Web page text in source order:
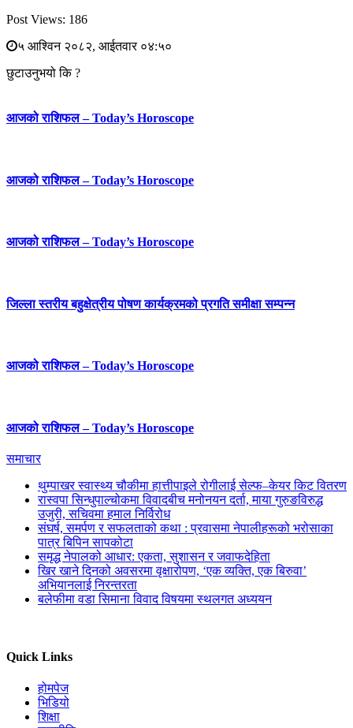
Post Views: 186
५ आश्विन २०८२, आईतवार ०४:५०
छुटाउनुभयो कि ?
आजको राशिफल – Today’s Horoscope
आजको राशिफल – Today’s Horoscope
आजको राशिफल – Today’s Horoscope
जिल्ला स्तरीय बहुक्षेत्रीय पोषण कार्यक्रमको प्रगति समीक्षा सम्पन्न
आजको राशिफल – Today’s Horoscope
आजको राशिफल – Today’s Horoscope
समाचार
थुम्पाखर स्वास्थ्य चौकीमा हात्तीपाइले रोगीलाई सेल्फ–केयर किट वितरण
रास्वपा सिन्धुपाल्चोकमा विवादबीच मनोनयन दर्ता, माया गुरुङविरुद्ध
उजुरी, सचिवमा हमाल निर्विरोध
संघर्ष, समर्पण र सफलताको कथा : प्रवासमा नेपालीहरूको भरोसाका
पात्र बिपिन सापकोटा
समृद्ध नेपालको आधार: एकता, सुशासन र जवाफदेहिता
खिर खाने दिनको अवसरमा वृक्षारोपण, ‘एक व्यक्ति, एक बिरुवा’
अभियानलाई निरन्तरता
बलेफीमा वडा सिमाना विवाद विषयमा स्थलगत अध्ययन
Quick Links
होमपेज
भिडियो
शिक्षा